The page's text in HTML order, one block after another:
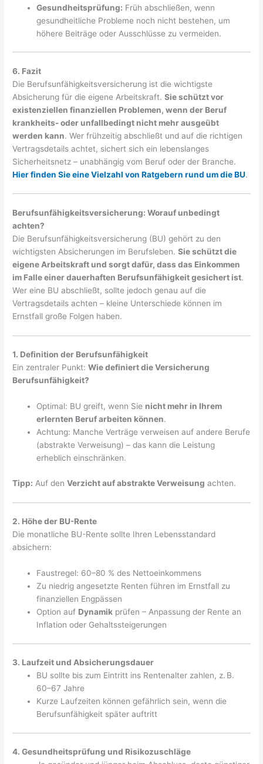
Gesundheitsprüfung: Früh abschließen, wenn
gesundheitliche Probleme noch nicht bestehen, um
höhere Beiträge oder Ausschlüsse zu vermeiden.
6. Fazit
Die Berufsunfähigkeitsversicherung ist die wichtigste
Absicherung für die eigene Arbeitskraft.Sie schützt vor
existenziellen finanziellen Problemen, wenn der Beruf
krankheits- oder unfallbedingt nicht mehr ausgeübt
werden kann. Wer frühzeitig abschließt und auf die richtigen
Vertragsdetails achtet, sichert sich ein lebenslanges
Sicherheitsnetz – unabhängig vom Beruf oder der Branche.
Hier finden Sie eine Vielzahl von Ratgebern rund um die BU.
Berufsunfähigkeitsversicherung: Worauf unbedingt
achten?
Die Berufsunfähigkeitsversicherung (BU) gehört zu den
wichtigsten Absicherungen im Berufsleben.Sie schützt die
eigene Arbeitskraft und sorgt dafür, dass das Einkommen
im Falle einer dauerhaften Berufsunfähigkeit gesichert ist.
Wer eine BU abschließt, sollte jedoch genau auf die
Vertragsdetails achten – kleine Unterschiede können im
Ernstfall große Folgen haben.
1. Definition der Berufsunfähigkeit
Ein zentraler Punkt:Wie definiert die Versicherung
Berufsunfähigkeit?
Optimal: BU greift, wenn Sie nicht mehr in Ihrem
erlernten Beruf arbeiten können.
Achtung: Manche Verträge verweisen auf andere Berufe
(abstrakte Verweisung) – das kann die Leistung
erheblich einschränken.
Tipp: Auf denVerzicht auf abstrakte Verweisung achten.
2. Höhe der BU-Rente
Die monatliche BU-Rente sollte Ihren Lebensstandard
absichern:
Faustregel: 60–80 % des Nettoeinkommens
Zu niedrig angesetzte Renten führen im Ernstfall zu
finanziellen Engpässen
Option auf Dynamik prüfen – Anpassung der Rente an
Inflation oder Gehaltssteigerungen
3. Laufzeit und Absicherungsdauer
BU sollte bis zum Eintritt ins Rentenalter zahlen, z. B.
60–67 Jahre
Kurze Laufzeiten können gefährlich sein, wenn die
Berufsunfähigkeit später auftritt
4. Gesundheitsprüfung und Risikozuschläge